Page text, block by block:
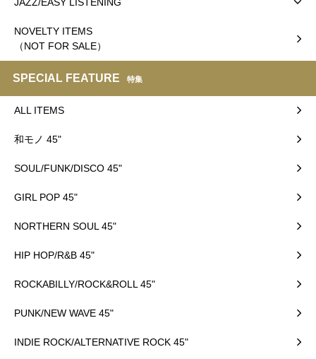
NOVELTY ITEMS
（NOT FOR SALE）
SPECIAL FEATURE 特集
ALL ITEMS
和モノ 45"
SOUL/FUNK/DISCO 45"
GIRL POP 45"
NORTHERN SOUL 45"
HIP HOP/R&B 45"
ROCKABILLY/ROCK&ROLL 45"
PUNK/NEW WAVE 45"
INDIE ROCK/ALTERNATIVE ROCK 45"